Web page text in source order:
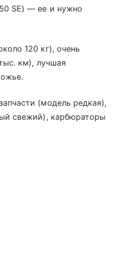
SE) — ее и нужно
120 кг), очень
км), лучшая
(модель редкая),
свежий), карбюраторы